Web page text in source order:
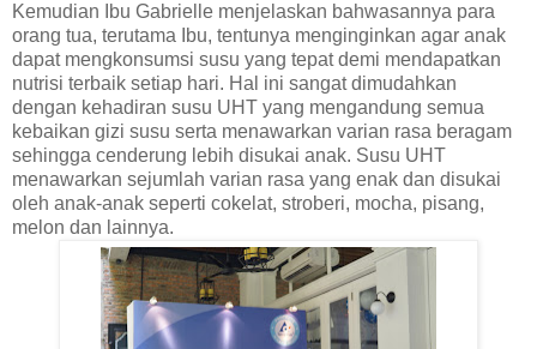
Kemudian Ibu Gabrielle menjelaskan bahwasannya para
orang tua, terutama Ibu, tentunya menginginkan agar anak
dapat mengkonsumsi susu yang tepat demi mendapatkan
nutrisi terbaik setiap hari. Hal ini sangat dimudahkan
dengan kehadiran susu UHT yang mengandung semua
kebaikan gizi susu serta menawarkan varian rasa beragam
sehingga cenderung lebih disukai anak. Susu UHT
menawarkan sejumlah varian rasa yang enak dan disukai
oleh anak-anak seperti cokelat, stroberi, mocha, pisang,
melon dan lainnya.